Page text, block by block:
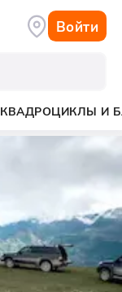
Войти
КВАДРОЦИКЛЫ И